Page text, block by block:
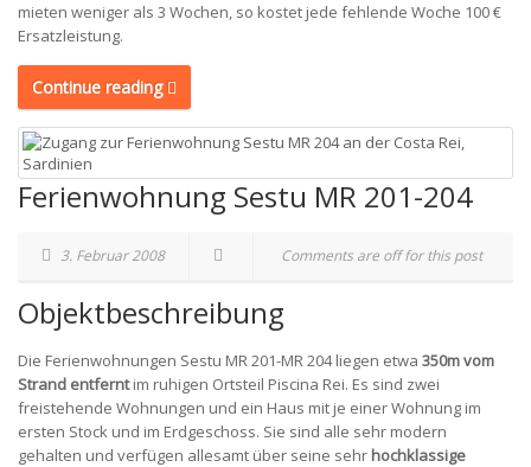
mieten weniger als 3 Wochen, so kostet jede fehlende Woche 100 €
Ersatzleistung.
Continue reading
Ferienwohnung Sestu MR 201-204
3. Februar 2008 Comments are off for this post
Objektbeschreibung
Die Ferienwohnungen Sestu MR 201-MR 204 liegen etwa 350m vom
Strand entferntim ruhigen Ortsteil Piscina Rei. Es sind zwei
freistehende Wohnungen und ein Haus mit je einer Wohnung im
ersten Stock und im Erdgeschoss. Sie sind alle sehr modern
gehalten und verfügen allesamt über seine sehr hochklassige